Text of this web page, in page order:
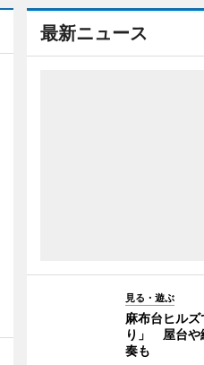
最新ニュース
見る・遊ぶ
麻布台ヒル
り」 屋台や
奏も